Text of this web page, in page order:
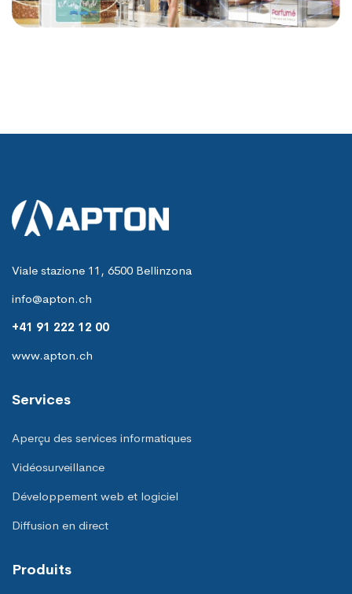
Viale stazione 11, 6500 Bellinzona
info@apton.ch
+41 91 222 12 00
www.apton.ch
Services
Aperçu des services informatiques
Vidéosurveillance
Développement web et logiciel
Diffusion en direct
Produits